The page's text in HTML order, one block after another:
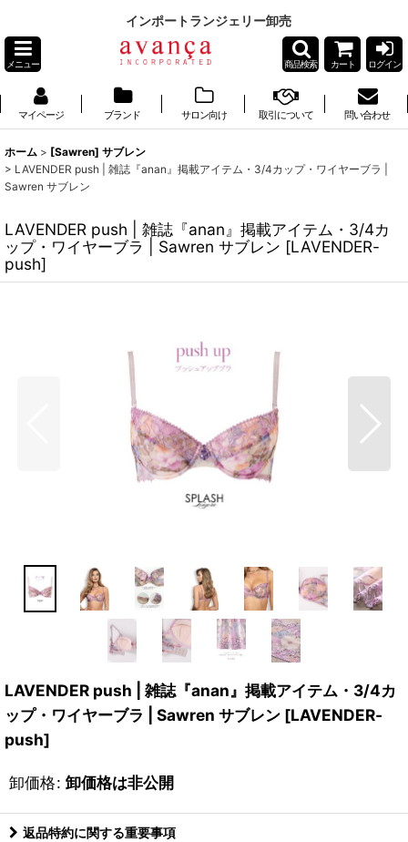
インポートランジェリー卸売
メニュー 商品検索 カート ログイン
マイページ ブランド サロン向け 取引について 問い合わせ
ホーム > [Sawren] サブレン
> LAVENDER push | 雑誌『anan』掲載アイテム・3/4カップ・ワイヤーブラ |
Sawren サブレン
LAVENDER push | 雑誌『anan』掲載アイテム・3/4カ
ップ・ワイヤーブラ | Sawren サブレン [LAVENDER-
push]
LAVENDER push | 雑誌『anan』掲載アイテム・3/4カ
ップ・ワイヤーブラ | Sawren サブレン [LAVENDER-
push]
卸価格: 卸価格は非公開
返品特約に関する重要事項